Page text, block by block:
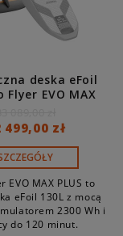
deska eFoil
Flyer EVO MAX
pilotem i
2300 Wh
499,00 zł
EVO MAX PLUS to
eFoil 130L z mocą
2300 Wh i
do 120 minut.